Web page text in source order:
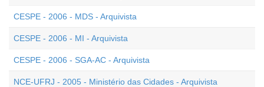
CESPE - 2006 - MDS - Arquivista
CESPE - 2006 - MI - Arquivista
CESPE - 2006 - SGA-AC - Arquivista
NCE-UFRJ - 2005 - Ministério das Cidades - Arquivista